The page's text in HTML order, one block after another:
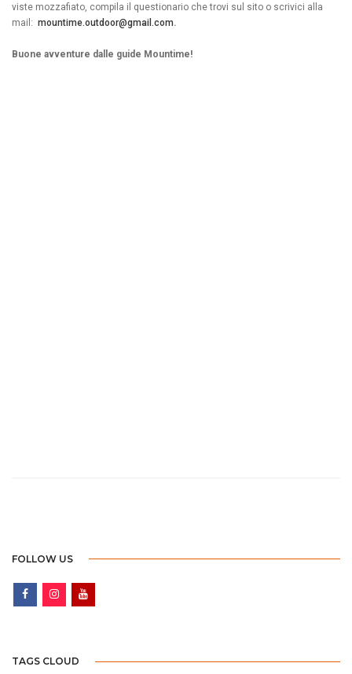
viste mozzafiato, compila il questionario che trovi sul sito o scrivici alla
mail: mountime.outdoor@gmail.com.
Buone avventure dalle guide Mountime!
FOLLOW US
TAGS CLOUD